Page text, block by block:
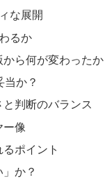
な展開
るか
ら何が変わったか
か？
判断のバランス
ー像
ポイント
か？